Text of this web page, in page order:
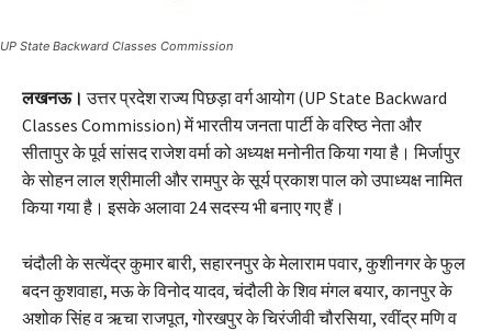
UP State Backward Classes Commission
लखनऊ। उत्तर प्रदेश राज्य पिछड़ा वर्ग आयोग (UP State Backward
Classes Commission) में भारतीय जनता पार्टी के वरिष्ठ नेता और
सीतापुर के पूर्व सांसद राजेश वर्मा को अध्यक्ष मनोनीत किया गया है। मिर्जापुर
के सोहन लाल श्रीमाली और रामपुर के सूर्य प्रकाश पाल को उपाध्यक्ष नामित
किया गया है। इसके अलावा 24 सदस्य भी बनाए गए हैं।
चंदौली के सत्येंद्र कुमार बारी, सहारनपुर के मेलाराम पवार, कुशीनगर के फुल
बदन कुशवाहा, मऊ के विनोद यादव, चंदौली के शिव मंगल बयार, कानपुर के
अशोक सिंह व ऋचा राजपूत, गोरखपुर के चिरंजीवी चौरसिया, रवींद्र मणि व